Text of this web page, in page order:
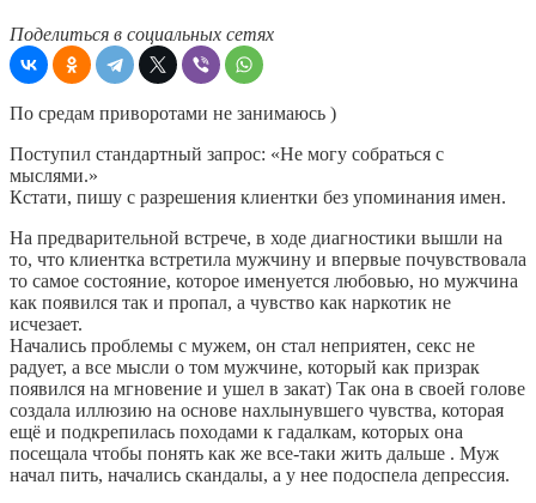
Поделиться в социальных сетях
По средам приворотами не занимаюсь )
Поступил стандартный запрос: «Не могу собраться с
мыслями.»
Кстати, пишу с разрешения клиентки без упоминания имен.
На предварительной встрече, в ходе диагностики вышли на
то, что клиентка встретила мужчину и впервые почувствовала
то самое состояние, которое именуется любовью, но мужчина
как появился так и пропал, а чувство как наркотик не
исчезает.
Начались проблемы с мужем, он стал неприятен, секс не
радует, а все мысли о том мужчине, который как призрак
появился на мгновение и ушел в закат) Так она в своей голове
создала иллюзию на основе нахлынувшего чувства, которая
ещё и подкрепилась походами к гадалкам, которых она
посещала чтобы понять как же все-таки жить дальше . Муж
начал пить, начались скандалы, а у нее подоспела депрессия.